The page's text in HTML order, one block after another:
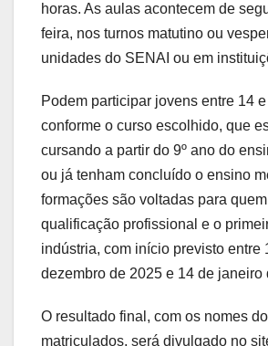
horas. As aulas acontecem de
feira, nos turnos matutino ou
unidades do SENAI ou em
Podem participar jovens entre 14
conforme o curso escolhido, que
cursando a partir do 9º ano do
ou já tenham concluído o ensino
formações são voltadas para
qualificação profissional e o
indústria, com início previsto entre
dezembro de 2025 e 14 de janeiro
O resultado final, com os nomes
matriculados, será divulgado no